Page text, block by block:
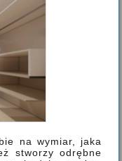
na wymiar, jaka
stworzy odrębne